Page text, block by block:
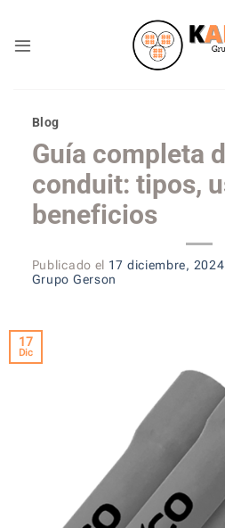
content
Blog
Guía completa
conduit: tipos,
beneficios
Publicado el 17 diciembre, 2024
Grupo Gerson
17
Dic